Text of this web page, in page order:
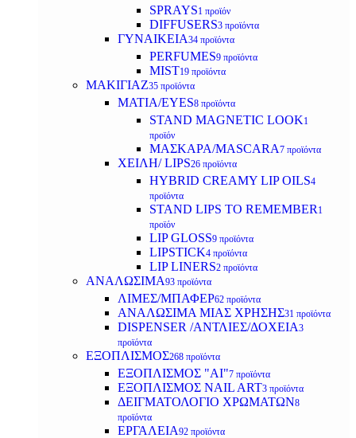
SPRAYS1 προϊόν
DIFFUSERS3 προϊόντα
ΓΥΝΑΙΚΕΙΑ34 προϊόντα
PERFUMES9 προϊόντα
MIST19 προϊόντα
ΜΑΚΙΓΙΑΖ35 προϊόντα
ΜΑΤΙΑ/EYES8 προϊόντα
STAND MAGNETIC LOOK1
προϊόν
ΜΑΣΚΑΡΑ/MASCARA7 προϊόντα
ΧΕΙΛΗ/ LIPS26 προϊόντα
HYBRID CREAMY LIP OILS4
προϊόντα
STAND LIPS TO REMEMBER 1
προϊόν
LIP GLOSS9 προϊόντα
LIPSTICK4 προϊόντα
LIP LINERS2 προϊόντα
ΑΝΑΛΩΣΙΜΑ93 προϊόντα
ΛΙΜΕΣ/ΜΠΑΦΕΡ62 προϊόντα
ΑΝΑΛΩΣΙΜΑ ΜΙΑΣ ΧΡΗΣΗΣ31 προϊόντα
DISPENSER /ΑΝΤΛΙΕΣ/ΔΟΧΕΙΑ3
προϊόντα
ΕΞΟΠΛΙΣΜΟΣ268 προϊόντα
ΕΞΟΠΛΙΣΜΟΣ "AI"7 προϊόντα
ΕΞΟΠΛΙΣΜΟΣ NAIL ART3 προϊόντα
ΔΕΙΓΜΑΤΟΛΟΓΙΟ ΧΡΩΜΑΤΩΝ8
προϊόντα
ΕΡΓΑΛΕΙΑ92 προϊόντα